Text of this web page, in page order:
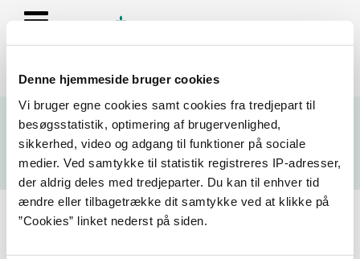
Denne hjemmeside bruger cookies
Vi bruger egne cookies samt cookies fra tredjepart til
besøgsstatistik, optimering af brugervenlighed,
sikkerhed, video og adgang til funktioner på sociale
medier. Ved samtykke til statistik registreres IP-adresser,
der aldrig deles med tredjeparter. Du kan til enhver tid
ændre eller tilbagetrække dit samtykke ved at klikke på
”Cookies” linket nederst på siden.
Se resultater fra fødevarekontrollen og virksomhedernes seneste
fire kontrolrapporter
Søg
Søg på adresse, postnummer, by, firmanavn
Resultater for "44280485"